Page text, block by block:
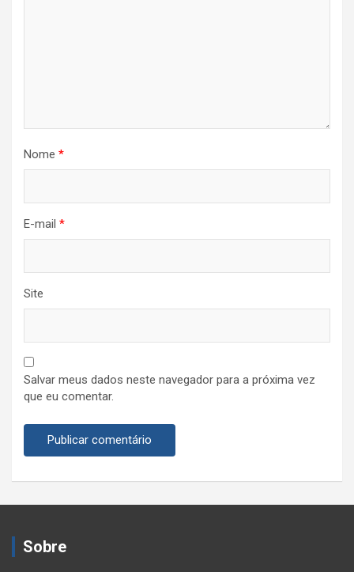
Nome *
E-mail *
Site
Salvar meus dados neste navegador para a próxima vez
que eu comentar.
Sobre